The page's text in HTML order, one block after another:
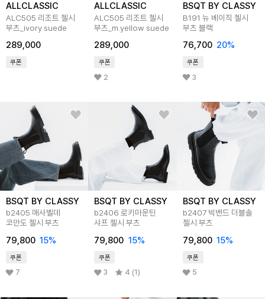
ALLCLASSIC
ALC505 리조트 첼시
부츠_ivory suede
289,000
쿠폰
ALLCLASSIC
ALC505 리조트 첼시
부츠_m.yellow suede
289,000
쿠폰
2
BSQT BY CLASSY
B191 뉴 베이직 첼시
부츠 블랙
76,700 20%
쿠폰
3
BSQT BY CLASSY
b2405 매사벨데
코만도 첼시 부츠
79,800 15%
쿠폰
7
BSQT BY CLASSY
b2406 로키마운틴
샤프 첼시 부츠
79,800 15%
쿠폰
3 4 (1)
BSQT BY CLASSY
b2407 빅밴드 더블솔
첼시 부츠
79,800 15%
쿠폰
5